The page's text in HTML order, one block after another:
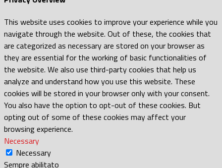
This website uses cookies to improve your experience while you
navigate through the website. Out of these, the cookies that
are categorized as necessary are stored on your browser as
they are essential for the working of basic functionalities of
the website. We also use third-party cookies that help us
analyze and understand how you use this website. These
cookies will be stored in your browser only with your consent.
You also have the option to opt-out of these cookies. But
opting out of some of these cookies may affect your
browsing experience.
Necessary
Necessary
Sempre abilitato